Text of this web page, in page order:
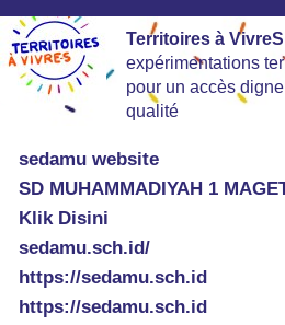
Territoires à VivreS
expérimentations
pour un accès
qualité
sedamu website
SD MUHAMMADIYAH 1
Klik Disini
sedamu.sch.id/
https://sedamu.sch.id
https://sedamu.sch.id